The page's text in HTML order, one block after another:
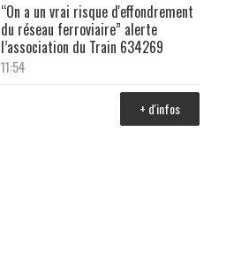
“On a un vrai risque d'effondrement
du réseau ferroviaire” alerte
l’association du Train 634269
11:54
+ d'infos